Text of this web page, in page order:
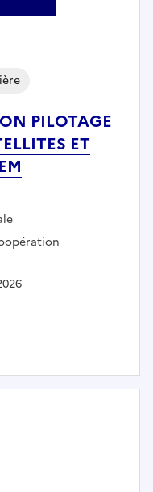
PILOTAGE
ET
DE MISSION